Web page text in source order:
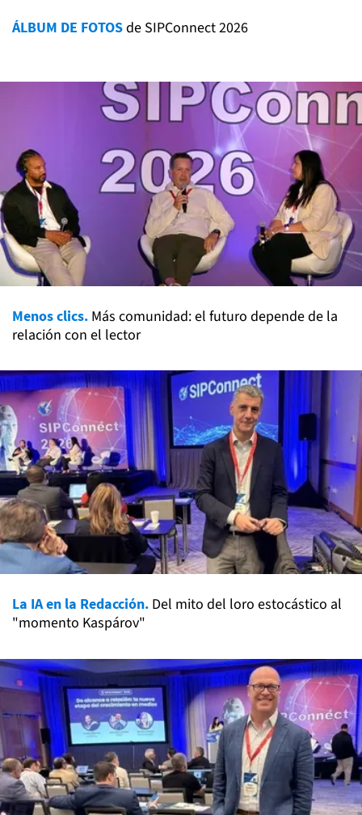
ÁLBUM DE FOTOSde SIPConnect 2026
Menos clics. Más comunidad: el futuro depende de la
relación con el lector
La IA en la Redacción. Del mito del loro estocástico al
"momento Kaspárov"